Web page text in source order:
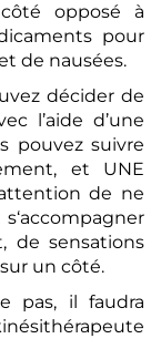
opposé à
pour
de nausées.
décider de
l’aide d’une
pouvez suivre
et UNE
de ne
de sensations
un côté.
pas, il faudra